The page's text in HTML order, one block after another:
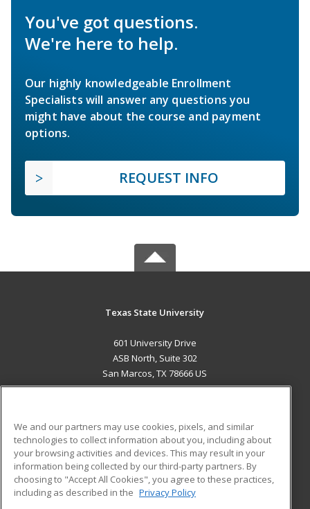
You've got questions.
We're here to help.
Our highly knowledgeable Enrollment
Specialists will answer any questions you
might have about the course and payment
options.
REQUEST INFO
Texas State University
601 University Drive
ASB North, Suite 302
San Marcos, TX 78666 US
ADDITIONAL RESOURCES
Military
Financial Assistance
Help
Student Blog
We and our partners may use cookies, pixels, and similar
technologies to collect information about you, including about
your browsing activities and devices. This may result in your
information being collected by our third-party partners. By
choosing to "Accept All Cookies", you agree to these practices,
including as described in the Privacy Policy